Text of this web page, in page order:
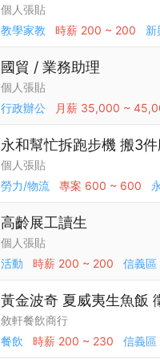
個人張貼
教學家教
時薪 200 ~ 200 新
國貿 / 業務助理
個人張貼
行政辦公
月薪 35,000 ~
永和幫忙拆跑步機 搬3
個人張貼
勞力/物流
專案 600 ~ 600
高齡展工讀生
個人張貼
活動
時薪 200 ~ 200 信義區
黃金波奇 夏威夷生魚飯
敘軒餐飲商行
餐飲
時薪 200 ~ 230 信義區